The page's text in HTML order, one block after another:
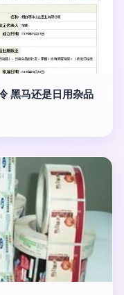
黑马还是日用杂品